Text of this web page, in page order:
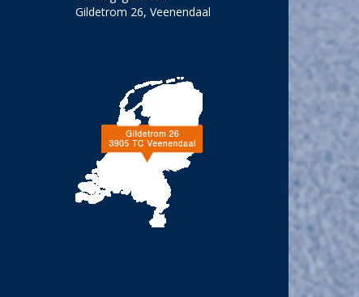
Gildetrom 26, Veenendaal